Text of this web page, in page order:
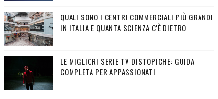
QUALI SONO I CENTRI COMMERCIALI PIÙ GRANDI
IN ITALIA E QUANTA SCIENZA C'È DIETRO
LE MIGLIORI SERIE TV DISTOPICHE: GUIDA
COMPLETA PER APPASSIONATI